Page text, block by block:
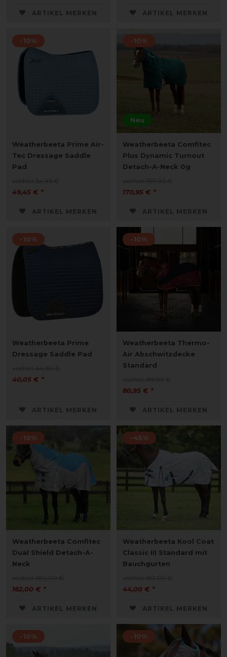
ARTIKEL MERKEN ARTIKEL MERKEN
-10%
Weatherbeeta Prime Air-
Tec Dressage Saddle
Pad
49,45 € *
ARTIKEL MERKEN
Neu
-10%
Weatherbeeta Comfitec
Plus Dynamic Turnout
Detach-A-Neck 0g
170,95 € *
ARTIKEL MERKEN
-10%
Weatherbeeta Prime
Dressage Saddle Pad
40,05 € *
ARTIKEL MERKEN
-10%
Weatherbeeta Thermo-
Air Abschwitzdecke
Standard
80,95 € *
ARTIKEL MERKEN
-10%
Weatherbeeta Comfitec
Dual Shield Detach-A-
Neck
162,00 € *
ARTIKEL MERKEN
-45%
Weatherbeeta Kool Coat
Classic III Standard mit
Bauchgurten
44,00 € *
ARTIKEL MERKEN
-10% -10%